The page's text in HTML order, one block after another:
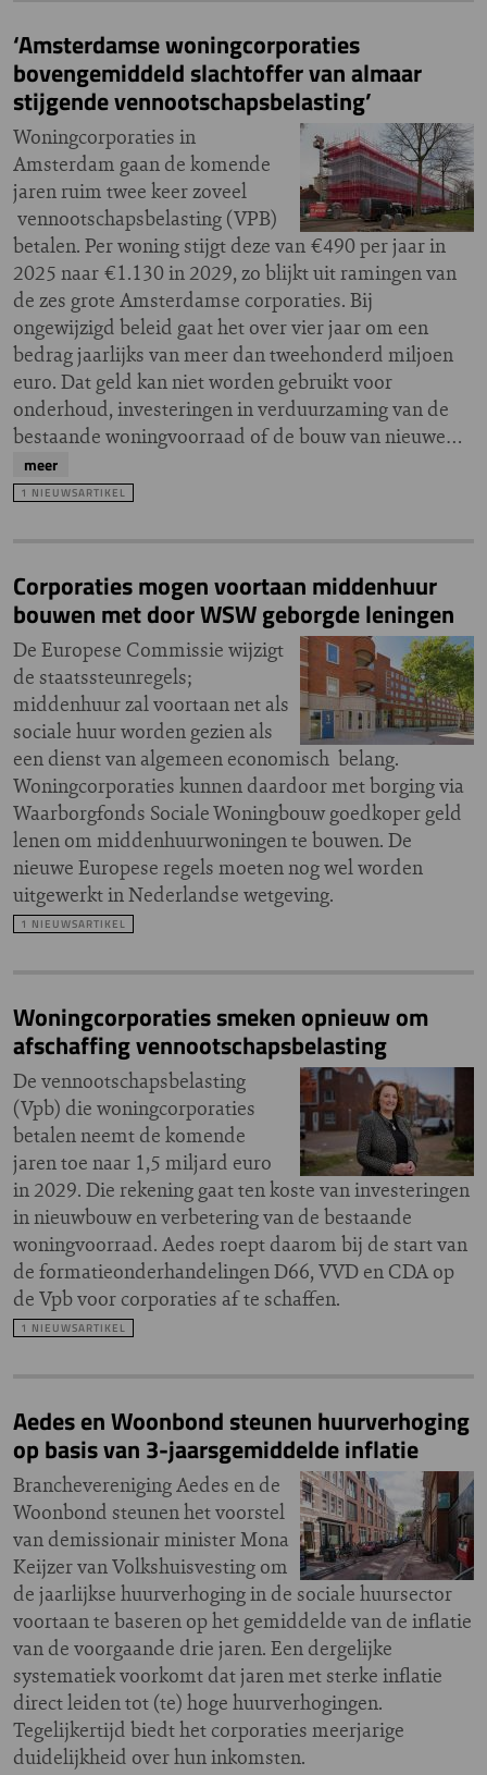
‘Amsterdamse woningcorporaties
bovengemiddeld slachtoffer van almaar
stijgende vennootschapsbelasting’
Woningcorporaties in
Amsterdam gaan de komende
jaren ruim twee keer zoveel
vennootschapsbelasting (VPB)
betalen. Per woning stijgt deze van €490 per jaar in
2025 naar €1.130 in 2029, zo blijkt uit ramingen van
de zes grote Amsterdamse corporaties. Bij
ongewijzigd beleid gaat het over vier jaar om een
bedrag jaarlijks van meer dan tweehonderd miljoen
euro. Dat geld kan niet worden gebruikt voor
onderhoud, investeringen in verduurzaming van de
bestaande woningvoorraad of de bouw van nieuwe…
meer
1 NIEUWSARTIKEL
Corporaties mogen voortaan middenhuur
bouwen met door WSW geborgde leningen
De Europese Commissie wijzigt
de staatssteunregels;
middenhuur zal voortaan net als
sociale huur worden gezien als
een dienst van algemeen economisch belang.
Woningcorporaties kunnen daardoor met borging via
Waarborgfonds Sociale Woningbouw goedkoper geld
lenen om middenhuurwoningen te bouwen. De
nieuwe Europese regels moeten nog wel worden
uitgewerkt in Nederlandse wetgeving.
1 NIEUWSARTIKEL
Woningcorporaties smeken opnieuw om
afschaffing vennootschapsbelasting
De vennootschapsbelasting
(Vpb) die woningcorporaties
betalen neemt de komende
jaren toe naar 1,5 miljard euro
in 2029. Die rekening gaat ten koste van investeringen
in nieuwbouw en verbetering van de bestaande
woningvoorraad. Aedes roept daarom bij de start van
de formatieonderhandelingen D66, VVD en CDA op
de Vpb voor corporaties af te schaffen.
1 NIEUWSARTIKEL
Aedes en Woonbond steunen huurverhoging
op basis van 3-jaarsgemiddelde inflatie
Branchevereniging Aedes en de
Woonbond steunen het voorstel
van demissionair minister Mona
Keijzer van Volkshuisvesting om
de jaarlijkse huurverhoging in de sociale huursector
voortaan te baseren op het gemiddelde van de inflatie
van de voorgaande drie jaren. Een dergelijke
systematiek voorkomt dat jaren met sterke inflatie
direct leiden tot (te) hoge huurverhogingen.
Tegelijkertijd biedt het corporaties meerjarige
duidelijkheid over hun inkomsten.